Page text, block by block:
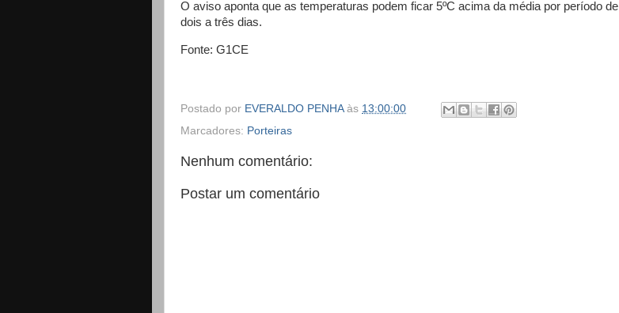
O aviso aponta que as temperaturas podem ficar 5ºC acima da média por período de
dois a três dias.
Fonte: G1CE
Postado por EVERALDO PENHA às 13:00:00
Marcadores: Porteiras
Nenhum comentário:
Postar um comentário